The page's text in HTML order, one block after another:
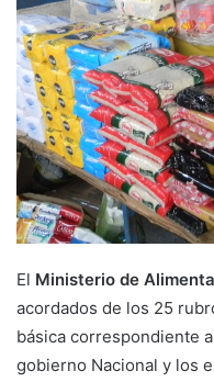
El Ministerio de
acordados de los 25
básica correspondiente
gobierno Nacional y los